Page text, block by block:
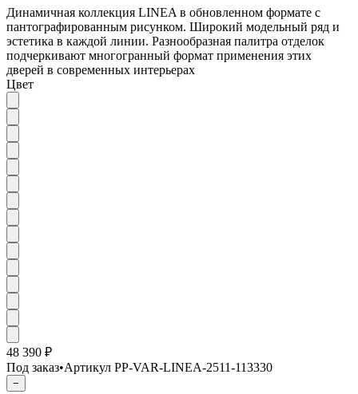
Динамичная коллекция LINEA в обновленном формате с
пантографированным рисунком. Широкий модельный ряд и
эстетика в каждой линии. Разнообразная палитра отделок
подчеркивают многогранный формат применения этих
дверей в современных интерьерах
Цвет
48 390 ₽
Под заказ•Артикул PP-VAR-LINEA-2511-113330
−